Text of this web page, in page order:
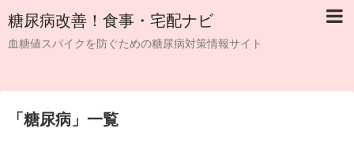
糖尿病改善！食事・宅配ナビ
血糖値スパイクを防ぐための糖尿病対策情報サイト
「 糖尿病 」 一覧